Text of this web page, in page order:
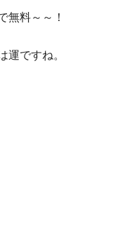
無料～～！
運ですね。